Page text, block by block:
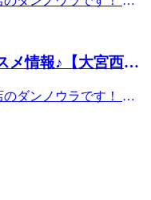
☆大宮駅から徒歩1分
いたま市大宮区桜
間≫10:00～21:00
甲骨ストレッチ】と
ラク系ボディケ
駅から徒歩1分☆ ≪住所
大宮区桜木町2-
地下1階≪電話番
-5℃の香りを選べる炭
すめ☆・頭の重さ・
ックスしたい方 10
可） ☆--------------------
はお電話いただくと
人気！！【肩甲骨スト
ております♪ ～本日の
★【夏季限定】-5℃の香
な方におすすめ☆・
方・ひんやり泡で頭皮
チ音でリラックスした
利用不可） ♪ 7月29日
人様の場合はお電話い
ァンに大人気！！【肩
平日はご予約も取り
体循環させて整えてい
を心よりお待ちしてお
～～～今日のおすすめ
アロマオイルを使用し
射躯を刺激すること
が期待できます。 30
(税込) 足裏・ふくら
らはぎ・膝周
メ情報♪【大宮西口
のダンノウラです！ 蒸
平日はご予約も取り
体循環させて整えてい
を心よりお待ちしてお
10時00分時点】 10：